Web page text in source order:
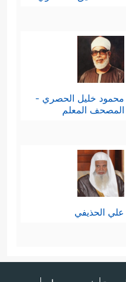
محمود خليل الحصري -
المصحف المعلم
علي الحذيفي